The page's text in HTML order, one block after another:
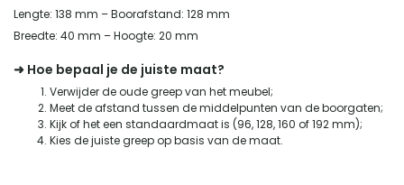
Lengte: 138 mm – Boorafstand: 128 mm
Breedte: 40 mm – Hoogte: 20 mm
➜ Hoe bepaal je de juiste maat?
Verwijder de oude greep van het meubel;
Meet de afstand tussen de middelpunten van de boorgaten;
Kijk of het een standaardmaat is (96, 128, 160 of 192 mm);
Kies de juiste greep op basis van de maat.